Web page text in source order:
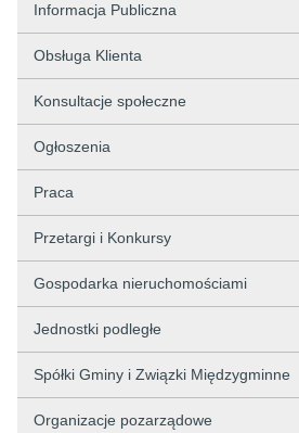
Informacja Publiczna
Obsługa Klienta
Konsultacje społeczne
Ogłoszenia
Praca
Przetargi i Konkursy
Gospodarka nieruchomościami
Jednostki podległe
Spółki Gminy i Związki Międzygminne
Organizacje pozarządowe